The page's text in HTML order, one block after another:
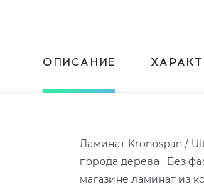
ОПИСАНИЕ
Ламинат Kronospan /
порода дерева , Без
магазине ламинат из